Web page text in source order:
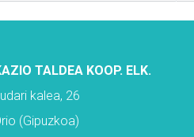
TALDEA KOOP. ELK.
kalea, 26
(Gipuzkoa)